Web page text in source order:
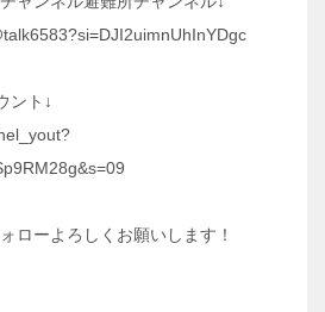
ント↓
ローよろしくお願いします！